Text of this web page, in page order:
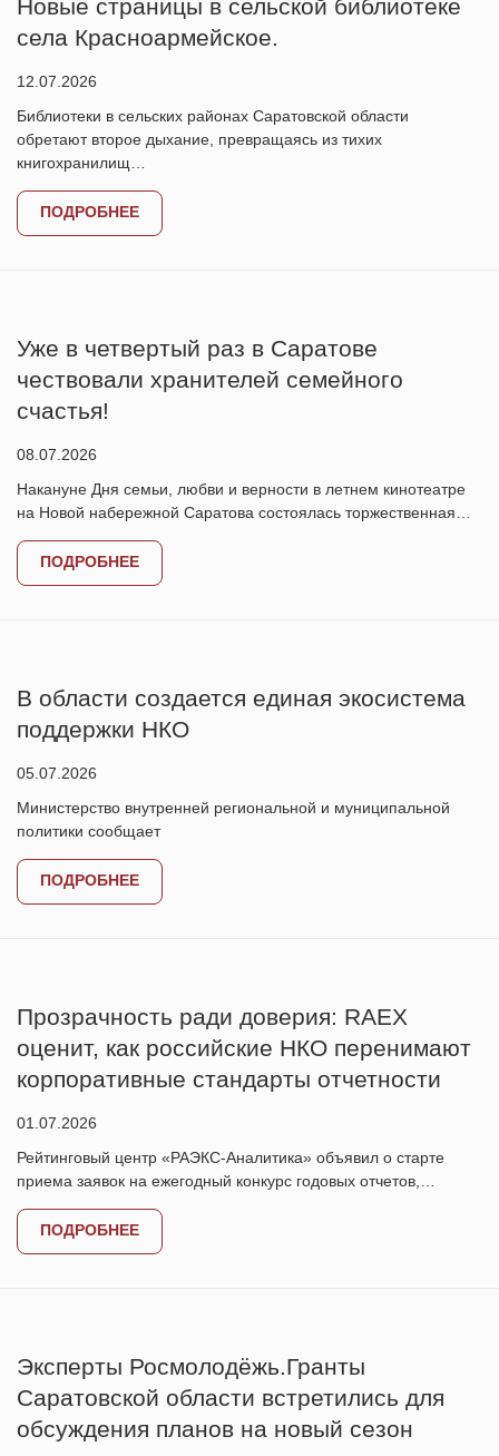
Новые страницы в сельской библиотеке
села Красноармейское.
12.07.2026
Библиотеки в сельских районах Саратовской области
обретают второе дыхание, превращаясь из тихих
книгохранилищ…
ПОДРОБНЕЕ
Уже в четвертый раз в Саратове
чествовали хранителей семейного
счастья!
08.07.2026
Накануне Дня семьи, любви и верности в летнем кинотеатре
на Новой набережной Саратова состоялась торжественная…
ПОДРОБНЕЕ
В области создается единая экосистема
поддержки НКО
05.07.2026
Министерство внутренней региональной и муниципальной
политики сообщает
ПОДРОБНЕЕ
Прозрачность ради доверия: RAEX
оценит, как российские НКО перенимают
корпоративные стандарты отчетности
01.07.2026
Рейтинговый центр «РАЭКС-Аналитика» объявил о старте
приема заявок на ежегодный конкурс годовых отчетов,…
ПОДРОБНЕЕ
Эксперты Росмолодёжь.Гранты
Саратовской области встретились для
обсуждения планов на новый сезон